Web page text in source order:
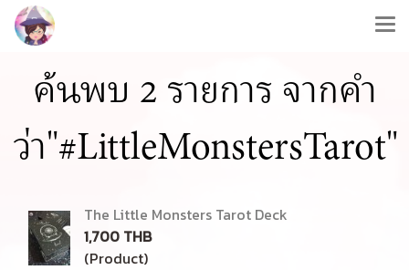
ค้นพบ 2 รายการ จากคำ
ว่า"#LittleMonstersTarot"
The Little Monsters Tarot Deck
1,700 THB
(Product)